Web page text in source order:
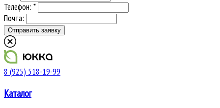
Телефон: *
Почта:
8 (925) 518-19-99
Каталог